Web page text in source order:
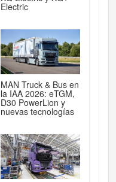
Electric
MAN Truck & Bus en
la IAA 2026: eTGM,
D30 PowerLion y
nuevas tecnologías